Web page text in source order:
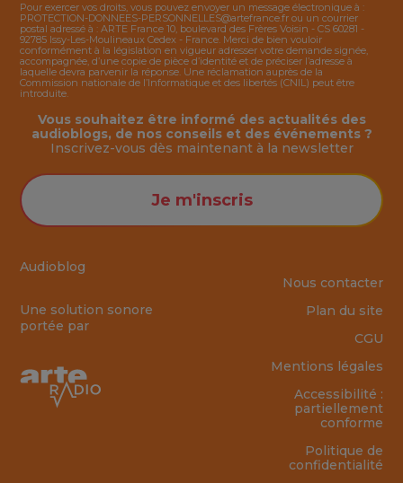
Pour exercer vos droits, vous pouvez envoyer un message électronique à :
PROTECTION-DONNEES-PERSONNELLES@artefrance.fr ou un courrier
postal adressé à : ARTE France 10, boulevard des Frères Voisin - CS 60281 -
92785 Issy-Les-Moulineaux Cedex - France. Merci de bien vouloir
conformément à la législation en vigueur adresser votre demande signée,
accompagnée, d’une copie de pièce d’identité et de préciser l’adresse à
laquelle devra parvenir la réponse. Une réclamation auprès de la
Commission nationale de l’Informatique et des libertés (CNIL) peut être
introduite.
Audioblog
Une solution sonore
portée par
Vous souhaitez être informé des actualités des
audioblogs, de nos conseils et des événements ?
Inscrivez-vous dès maintenant à la newsletter
Je m'inscris
Nous contacter
Plan du site
CGU
Mentions légales
Accessibilité :
partiellement
conforme
Politique de
confidentialité